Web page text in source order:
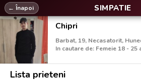
SIMPATIE
← Înapoi
Chipri
In cautare de: Femeie 18 - 25
Lista prieteni